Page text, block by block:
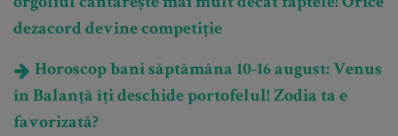
dezacord devine competiție
Horoscop bani săptămâna 10-16 august: Venus
în Balanță îți deschide portofelul! Zodia ta e
favorizată?